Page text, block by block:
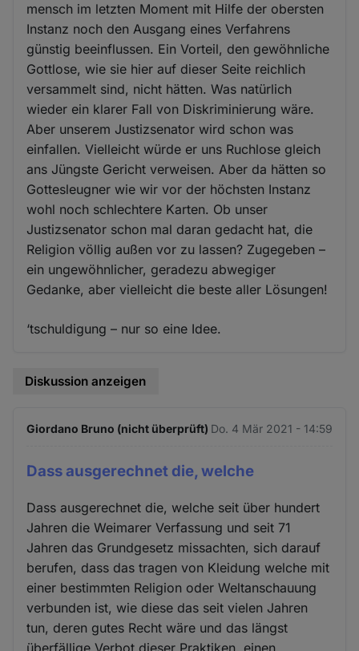
mensch im letzten Moment mit Hilfe der obersten
Instanz noch den Ausgang eines Verfahrens
günstig beeinflussen. Ein Vorteil, den gewöhnliche
Gottlose, wie sie hier auf dieser Seite reichlich
versammelt sind, nicht hätten. Was natürlich
wieder ein klarer Fall von Diskriminierung wäre.
Aber unserem Justizsenator wird schon was
einfallen. Vielleicht würde er uns Ruchlose gleich
ans Jüngste Gericht verweisen. Aber da hätten so
Gottesleugner wie wir vor der höchsten Instanz
wohl noch schlechtere Karten. Ob unser
Justizsenator schon mal daran gedacht hat, die
Religion völlig außen vor zu lassen? Zugegeben –
ein ungewöhnlicher, geradezu abwegiger
Gedanke, aber vielleicht die beste aller Lösungen!
‘tschuldigung – nur so eine Idee.
Diskussion anzeigen
Giordano Bruno (nicht überprüft) Do. 4 Mär 2021 - 14:59
Dass ausgerechnet die, welche
Dass ausgerechnet die, welche seit über hundert
Jahren die Weimarer Verfassung und seit 71
Jahren das Grundgesetz missachten, sich darauf
berufen, dass das tragen von Kleidung welche mit
einer bestimmten Religion oder Weltanschauung
verbunden ist, wie diese das seit vielen Jahren
tun, deren gutes Recht wäre und das längst
überfällige Verbot dieser Praktiken, einen